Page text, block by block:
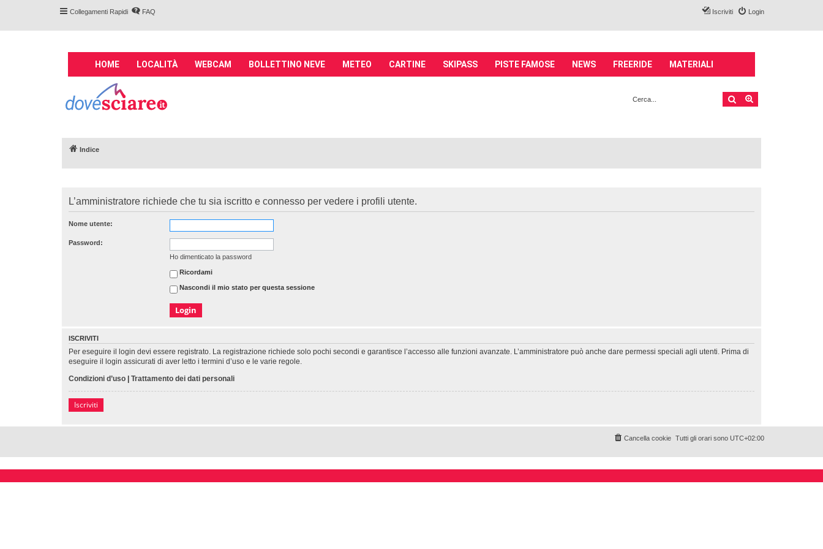
Collegamenti Rapidi FAQ Login
Iscriviti
M
n
n
v
i
g
i
o
HOME LOCALITÀ WEBCAM BOLLETTINO NEVE METEO CARTINE SKIPASS PISTE FAMOSE NEWS FREERIDE MATERIALI
Cerca
Indice
L’amministratore richiede che tu sia iscritto e connesso per vedere i profili utente.
Nome utente:
Password:
Ho dimenticato la password
Ricordami
Nascondi il mio stato per questa sessione
ISCRIVITI
Per eseguire il login devi essere registrato. La registrazione richiede solo pochi secondi e garantisce l’accesso alle funzioni avanzate. L’amministratore può anche dare permessi speciali agli utenti. Prima di
eseguire il login assicurati di aver letto i termini d’uso e le varie regole.
Condizioni d’uso
Trattamento dei dati personali
Iscriviti
Tutti gli orari sono UTC+02:00
Cancella cookie